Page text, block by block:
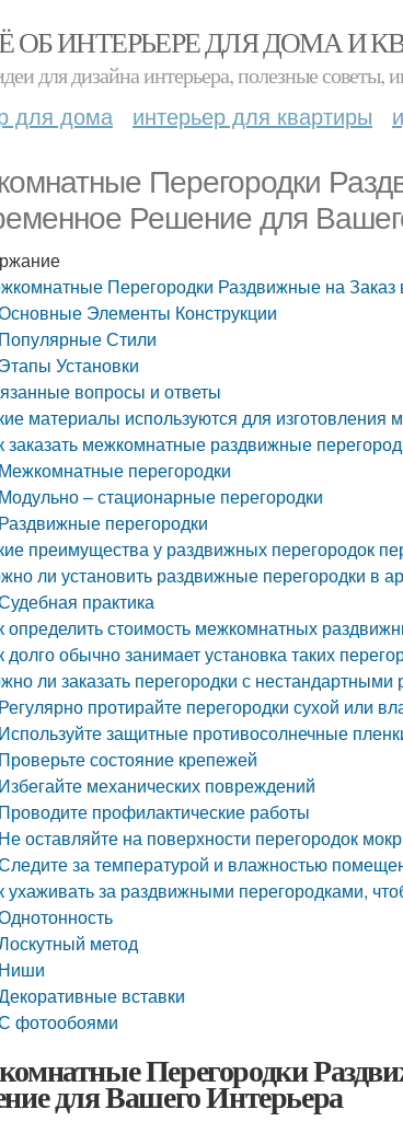
ОБ ИНТЕРЬЕРЕ ДЛЯ ДОМА И
для дизайна интерьера, полезные советы,
для дома интерьер для квартиры
Перегородки
Решение для
Перегородки Раздвижные на
Элементы Конструкции
Популярные Стили
Этапы Установки
вопросы и ответы
материалы используются для
заказать межкомнатные раздвижные
Межкомнатные перегородки
Модульно – стационарные перегородки
Раздвижные перегородки
преимущества у раздвижных перегородок
ли установить раздвижные перегородки в
практика
определить стоимость межкомнатных
долго обычно занимает установка таких
ли заказать перегородки с нестандартными
Регулярно протирайте перегородки сухой или
Используйте защитные противосолнечные
Проверьте состояние крепежей
Избегайте механических повреждений
Проводите профилактические работы
Не оставляйте на поверхности перегородок
за температурой и влажностью
ухаживать за раздвижными перегородками,
метод
Ниши
вставки
фотообоями
Перегородки
для Вашего Интерьера